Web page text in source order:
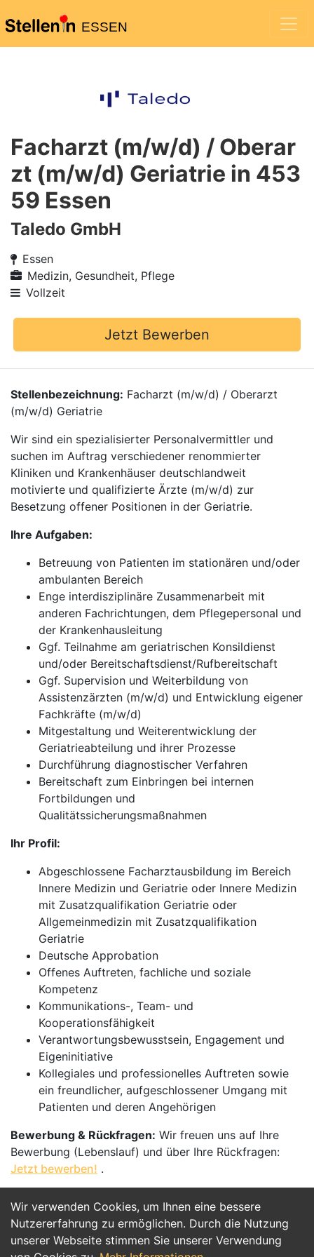
ESSEN
Wir verwenden Cookies, um Ihnen eine bessere
Nutzererfahrung zu ermöglichen. Durch die Nutzung
unserer Webseite stimmen Sie unserer Verwendung
Facharzt (m/w/d) / Oberar
zt (m/w/d) Geriatrie in 453
59 Essen
Taledo GmbH
Essen
Medizin, Gesundheit, Pflege
Vollzeit
Jetzt Bewerben
Stellenbezeichnung: Facharzt (m/w/d) / Oberarzt
(m/w/d) Geriatrie
Wir sind ein spezialisierter Personalvermittler und
suchen im Auftrag verschiedener renommierter
Kliniken und Krankenhäuser deutschlandweit
motivierte und qualifizierte Ärzte (m/w/d) zur
Besetzung offener Positionen in der Geriatrie.
Ihre Aufgaben:
Betreuung von Patienten im stationären und/oder
ambulanten Bereich
Enge interdisziplinäre Zusammenarbeit mit
anderen Fachrichtungen, dem Pflegepersonal und
der Krankenhausleitung
Ggf. Teilnahme am geriatrischen Konsildienst
und/oder Bereitschaftsdienst/Rufbereitschaft
Ggf. Supervision und Weiterbildung von
Assistenzärzten (m/w/d) und Entwicklung eigener
Fachkräfte (m/w/d)
Mitgestaltung und Weiterentwicklung der
Geriatrieabteilung und ihrer Prozesse
Durchführung diagnostischer Verfahren
Bereitschaft zum Einbringen bei internen
Fortbildungen und
Qualitätssicherungsmaßnahmen
Ihr Profil:
Abgeschlossene Facharztausbildung im Bereich
Innere Medizin und Geriatrie oder Innere Medizin
mit Zusatzqualifikation Geriatrie oder
Allgemeinmedizin mit Zusatzqualifikation
Geriatrie
Deutsche Approbation
Offenes Auftreten, fachliche und soziale
Kompetenz
Kommunikations-, Team- und
Kooperationsfähigkeit
Verantwortungsbewusstsein, Engagement und
Eigeninitiative
Kollegiales und professionelles Auftreten sowie
ein freundlicher, aufgeschlossener Umgang mit
Patienten und deren Angehörigen
Bewerbung & Rückfragen: Wir freuen uns auf Ihre
Bewerbung (Lebenslauf) und über Ihre Rückfragen:
Jetzt bewerben! .
Jetzt Bewerben